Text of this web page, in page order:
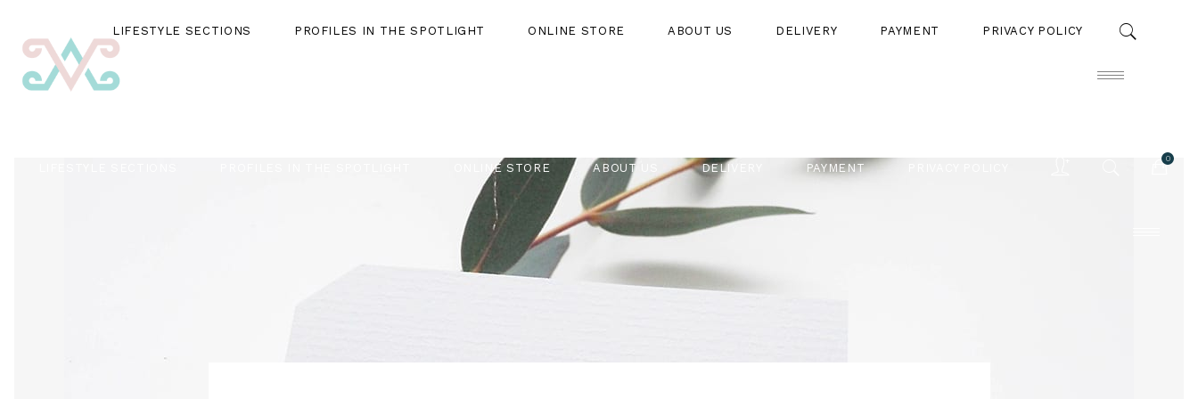
ONLINE STORE ABOUT US DELIVERY PAYMENT
0
LIFESTYLE SECTIONS PROFILES IN THE SPOTLIGHT ONLINE STORE ABOUT US DELIVERY PAYMENT PRIVACY POLICY